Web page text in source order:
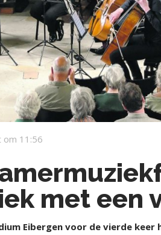
om 11:56
met een
Eibergen voor de vierde keer